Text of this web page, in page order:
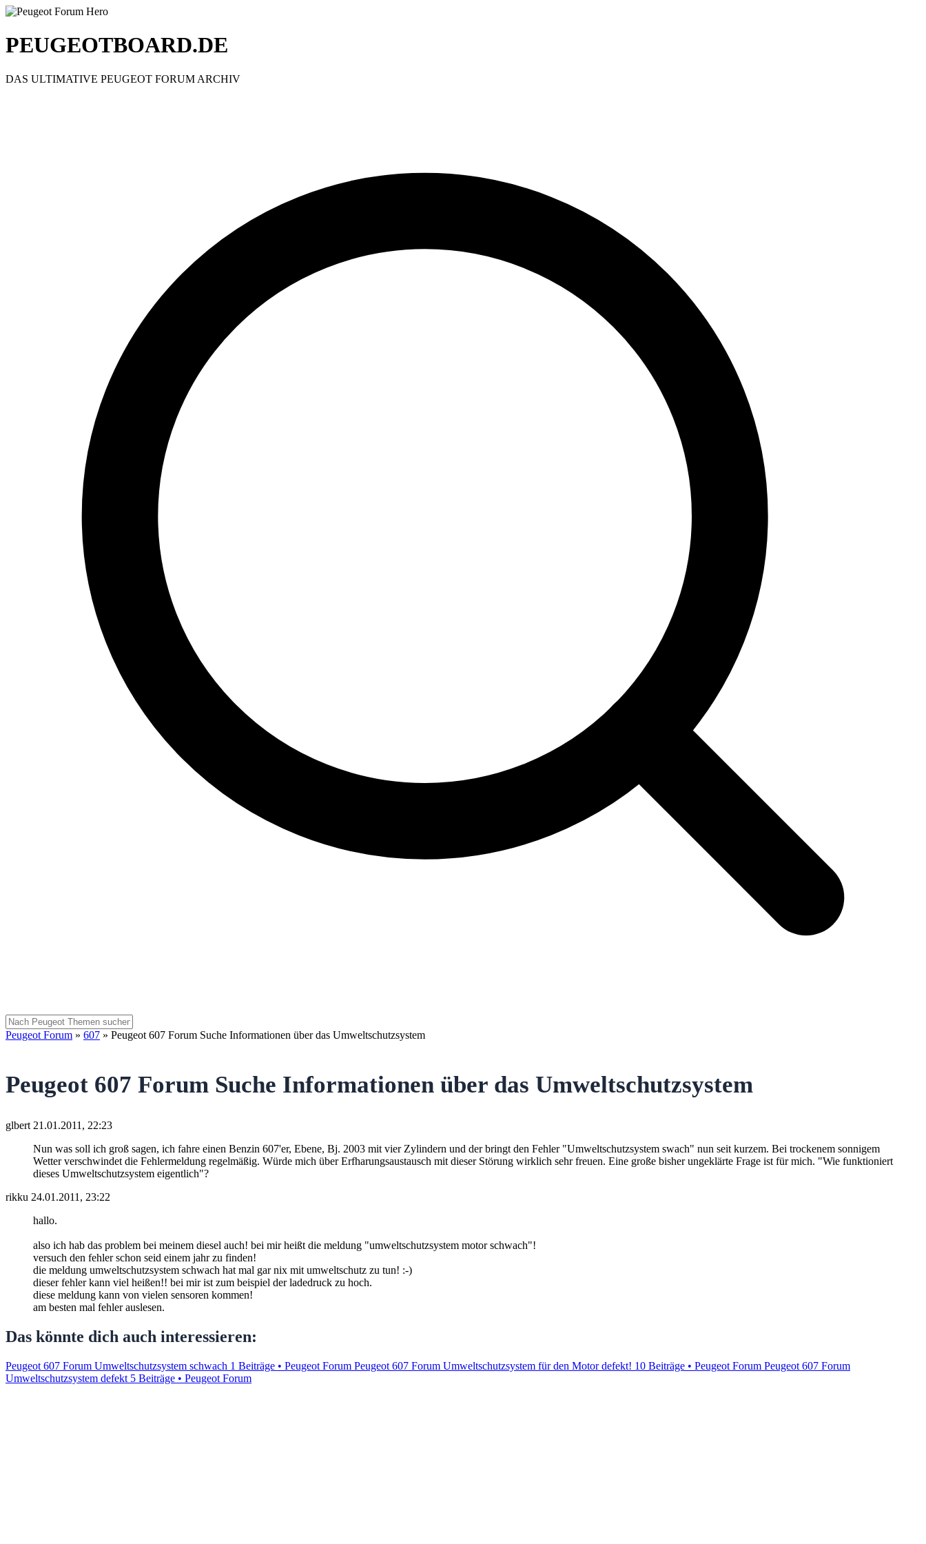
PEUGEOTBOARD.DE
DAS ULTIMATIVE PEUGEOT FORUM ARCHIV
Peugeot Forum » 607 » Peugeot 607 Forum Suche Informationen über das Umweltschutzsystem
Peugeot 607 Forum Suche Informationen über das Umweltschutzsystem
glbert 21.01.2011, 22:23
Nun was soll ich groß sagen, ich fahre einen Benzin 607'er, Ebene, Bj. 2003 mit vier Zylindern und der bringt den Fehler "Umweltschutzsystem swach" nun seit kurzem. Bei trockenem sonnigem
Wetter verschwindet die Fehlermeldung regelmäßig. Würde mich über Erfharungsaustausch mit dieser Störung wirklich sehr freuen. Eine große bisher ungeklärte Frage ist für mich. "Wie funktioniert
dieses Umweltschutzsystem eigentlich"?
rikku 24.01.2011, 23:22
hallo.
also ich hab das problem bei meinem diesel auch! bei mir heißt die meldung "umweltschutzsystem motor schwach"!
versuch den fehler schon seid einem jahr zu finden!
die meldung umweltschutzsystem schwach hat mal gar nix mit umweltschutz zu tun! :-)
dieser fehler kann viel heißen!! bei mir ist zum beispiel der ladedruck zu hoch.
diese meldung kann von vielen sensoren kommen!
am besten mal fehler auslesen.
Das könnte dich auch interessieren:
Peugeot 607 Forum Umweltschutzsystem schwach 1 Beiträge • Peugeot Forum Peugeot 607 Forum Umweltschutzsystem für den Motor defekt! 10 Beiträge • Peugeot Forum Peugeot 607 Forum
Umweltschutzsystem defekt 5 Beiträge • Peugeot Forum